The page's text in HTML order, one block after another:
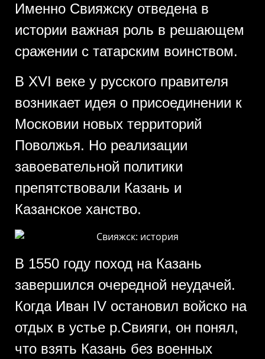
Именно Свияжску отведена в
истории важная роль в решающем
сражении с татарским воинством.
В XVI веке у русского правителя
возникает идея о присоединении к
Московии новых территорий
Поволжья. Но реализации
завоевательной политики
препятствовали Казань и
Казанское ханство.
В 1550 году поход на Казань
завершился очередной неудачей.
Когда Иван IV остановил войско на
отдых в устье р.Свияги, он понял,
что взять Казань без военных